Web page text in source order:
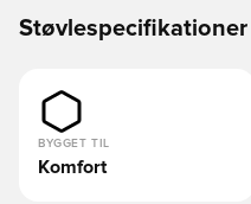
Støvlespecifikationer
BYGGET TIL
Komfort